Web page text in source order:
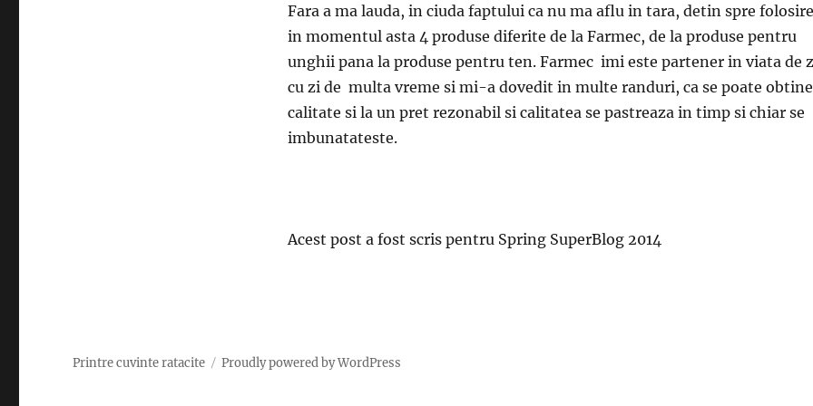
Fara a ma lauda, in ciuda faptului ca nu ma aflu in tara, detin spre folosire
in momentul asta 4 produse diferite de la Farmec, de la produse pentru
unghii pana la produse pentru ten. Farmec imi este partener in viata de
cu zi de multa vreme si mi-a dovedit in multe randuri, ca se poate obtine
calitate si la un pret rezonabil si calitatea se pastreaza in timp si chiar se
imbunatateste.
Acest post a fost scris pentru Spring SuperBlog 2014
Printre cuvinte ratacite Proudly powered by WordPress